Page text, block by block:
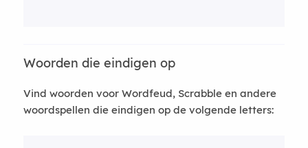
Woorden die eindigen op
Vind woorden voor Wordfeud, Scrabble en andere
woordspellen die eindigen op de volgende letters: